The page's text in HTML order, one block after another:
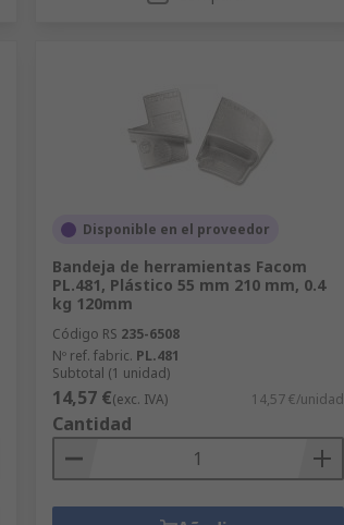
Disponible en el proveedor
Bandeja de herramientas Facom
PL.481, Plástico 55 mm 210 mm, 0.4
kg 120mm
Código RS 235-6508
Nº ref. fabric. PL.481
Subtotal (1 unidad)
14,57 €(exc. IVA) 14,57 €/unidad
Cantidad